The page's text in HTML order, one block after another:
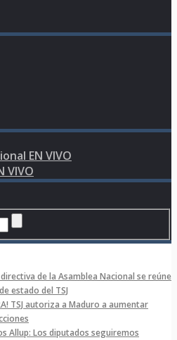
EN VIVO
VIVO
directiva de la Asamblea Nacional se reúne
estado del TSJ
TSJ autoriza a Maduro a aumentar
Allup: Los diputados seguiremos